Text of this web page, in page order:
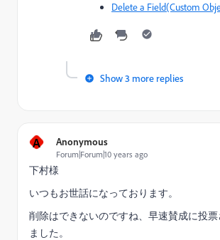
Delete a Field(Custom
Show 3 more replies
A Anonymous
Forum|Forum|10 years ago
下村様
いつもお世話になっております。
削除はできないのですね、早速賛成に投票
ました。